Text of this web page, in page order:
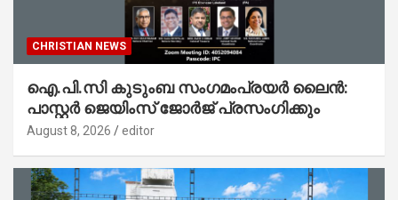
CHRISTIAN NEWS
ഐ.പി.സി കുടുംബ സംഗമംപ്രയർ ലൈൻ:
പാസ്റ്റർ ജെയിംസ് ജോർജ് പ്രസംഗിക്കും
August 8, 2026 editor